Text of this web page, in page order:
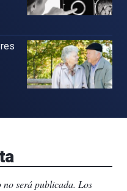
será publicada. Los